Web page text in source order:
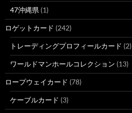
47沖縄県 (1)
ロゲットカード (242)
トレーディングプロフィールカード (2)
ワールドマンホールコレクション (13)
ロープウェイカード (78)
ケーブルカード (3)